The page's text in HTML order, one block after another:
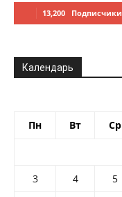
13,200 Подписчики
Календарь
Пн Вт Ср
3
4 5